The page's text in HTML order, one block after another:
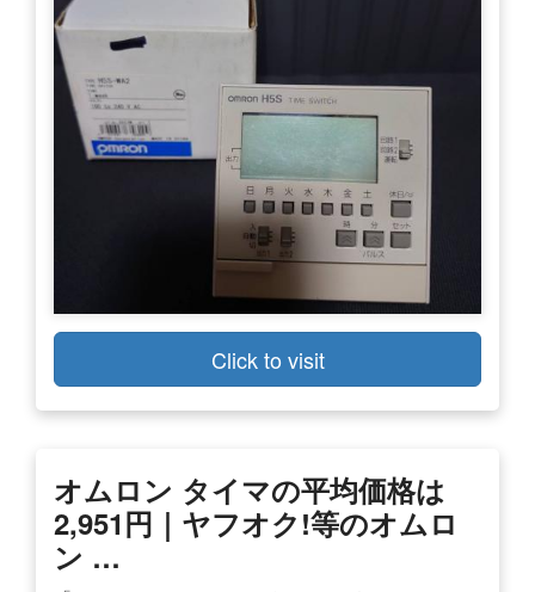
Click to visit
オムロン タイマの平均価格は
2,951円｜ヤフオク!等のオムロ
ン …